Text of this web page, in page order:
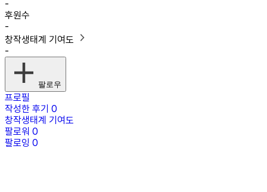
-
후원수
-
창작생태계 기여도
-
팔로우
프로필
작성한 후기 0
창작생태계 기여도
팔로워 0
팔로잉 0